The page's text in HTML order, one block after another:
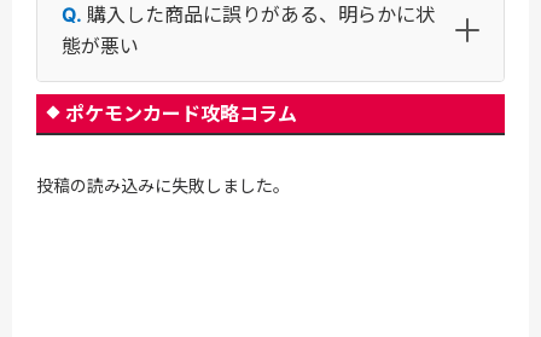
購入した商品に誤りがある、明らかに状
態が悪い
ポケモンカード攻略コラム
投稿の読み込みに失敗しました。